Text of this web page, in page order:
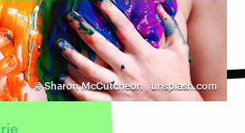
©Sharon McCutcheon | unsplash.com